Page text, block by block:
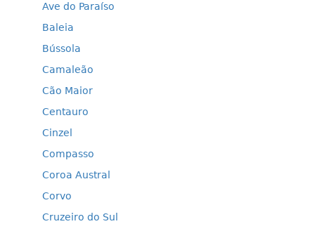
Ave do Paraíso
Baleia
Bússola
Camaleão
Cão Maior
Centauro
Cinzel
Compasso
Coroa Austral
Corvo
Cruzeiro do Sul